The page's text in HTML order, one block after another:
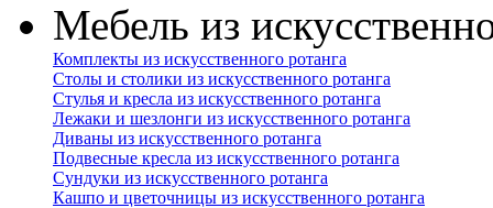
Мебель из
Комплекты из искусственного ротанга
Столы и столики из искусственного ротанга
Стулья и кресла из искусственного ротанга
Лежаки и шезлонги из искусственного ротанга
Диваны из искусственного ротанга
Подвесные кресла из искусственного ротанга
Сундуки из искусственного ротанга
Кашпо и цветочницы из искусственного ротанга